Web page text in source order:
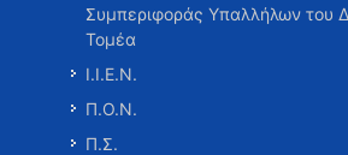
Συμπεριφοράς Υπαλλήλων του
Τομέα
Ι.Ι.Ε.Ν.
Π.Ο.Ν.
Π.Σ.